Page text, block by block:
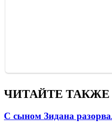
ЧИТАЙТЕ ТАКЖЕ
С сыном Зидана